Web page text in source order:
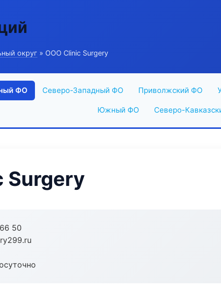
округ » ООО Clinic Surgery
ФО Северо-Западный ФО Приволжский ФО
Южный ФО Северо-
50